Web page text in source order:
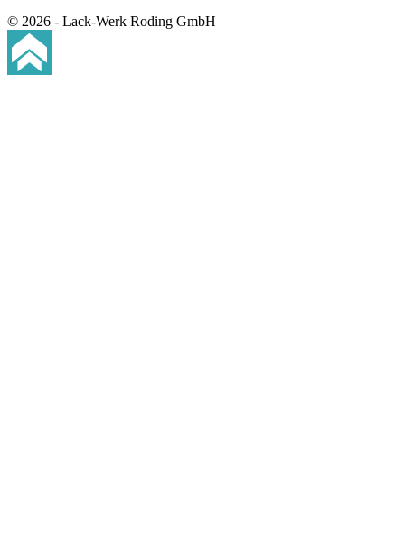
© 2026 - Lack-Werk Roding GmbH